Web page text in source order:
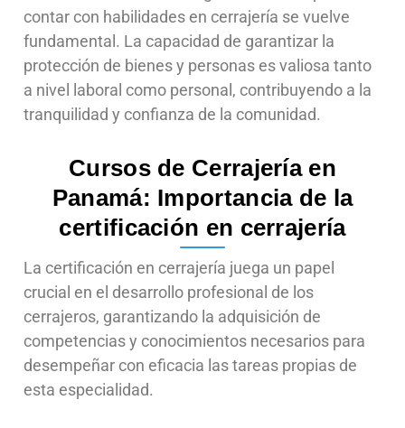
contar con habilidades en cerrajería se vuelve
fundamental. La capacidad de garantizar la
protección de bienes y personas es valiosa tanto
a nivel laboral como personal, contribuyendo a la
tranquilidad y confianza de la comunidad.
Cursos de Cerrajería en
Panamá: Importancia de la
certificación en cerrajería
La certificación en cerrajería juega un papel
crucial en el desarrollo profesional de los
cerrajeros, garantizando la adquisición de
competencias y conocimientos necesarios para
desempeñar con eficacia las tareas propias de
esta especialidad.